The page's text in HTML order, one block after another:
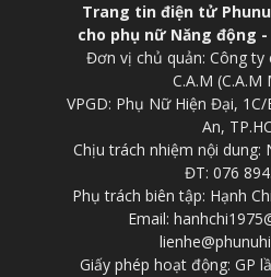
Trang tin điện tử
cho phụ nữ Năng động
Đơn vị chủ quản: Công ty
C.A.M (C.A.M
VPGD: Phụ Nữ Hiện Đại,
An,
Chịu trách nhiệm nội dung:
ĐT: 076
Phụ trách biên tập: Hạnh
Email:
Giấy phép hoạt động: GP